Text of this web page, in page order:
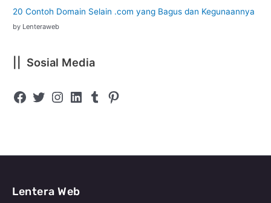
20 Contoh Domain Selain .com yang Bagus dan Kegunaannya
by Lenteraweb
|| Sosial Media
Lentera Web